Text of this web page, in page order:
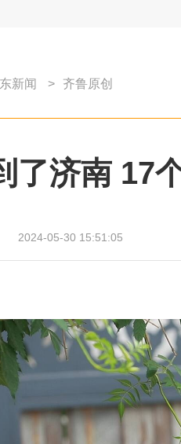
新闻 > 齐鲁原创
了济南 17
2024-05-30 15:51:05